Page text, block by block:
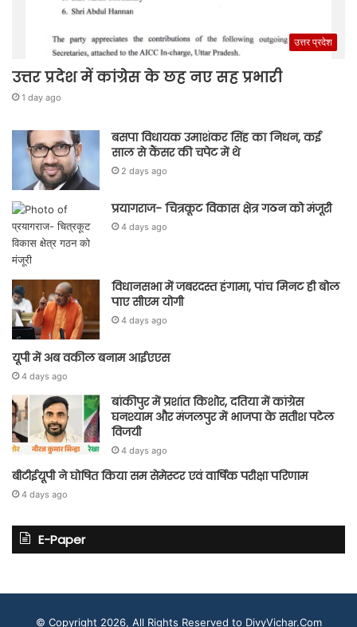
उत्तर प्रदेश
उत्तर प्रदेश में कांग्रेस के छह नए सह प्रभारी
1 day ago
बसपा विधायक उमाशंकर सिंह का निधन, कई
साल से कैंसर की चपेट में थे
2 days ago
प्रयागराज- चित्रकूट विकास क्षेत्र गठन को मंजूरी
4 days ago
विधानसभा में जबरदस्त हंगामा, पांच मिनट ही बोल
पाए सीएम योगी
4 days ago
यूपी में अब वकील बनाम आईएएस
4 days ago
बांकीपुर में प्रशांत किशोर, दतिया में कांग्रेस
घनश्याम और मंजलपुर में भाजपा के सतीश पटेल
विजयी
4 days ago
बीटीईयूपी ने घोषित किया सम सेमेस्टर एवं वार्षिक परीक्षा परिणाम
4 days ago
E-Paper
© Copyright 2026, All Rights Reserved to DivyVichar.Com